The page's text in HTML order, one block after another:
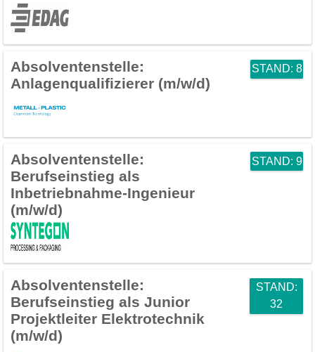
Absolventenstelle:
Anlagenqualifizierer (m/w/d)
STAND: 8
Absolventenstelle:
Berufseinstieg als
Inbetriebnahme-Ingenieur
(m/w/d)
STAND: 9
Absolventenstelle:
Berufseinstieg als Junior
Projektleiter Elektrotechnik
(m/w/d)
STAND:
32